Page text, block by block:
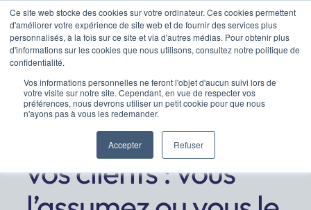
Ce site web stocke des cookies sur votre ordinateur. Ces cookies permettent
d'améliorer votre expérience de site web et de fournir des services plus
personnalisés, à la fois sur ce site et via d'autres médias. Pour obtenir plus
d'informations sur les cookies que nous utilisons, consultez notre politique de
confidentialité.
Vos informations personnelles ne feront l'objet d'aucun suivi lors de
votre visite sur notre site. Cependant, en vue de respecter vos
préférences, nous devrons utiliser un petit cookie pour que nous
n'ayons pas à vous les redemander.
Accepter Refuser
Aller
au
contenu
Le SEO et le SEA de
vos clients : vous